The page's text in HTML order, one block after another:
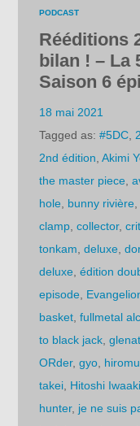
PODCAST
Rééditions
bilan ! – La
Saison 6
18 mai 2021
Tagged as:#5DC
2nd édition ,Akimi
the master piece ,
hole bunny rivière
clamp ,collector,
tonkam ,deluxe ,
deluxe ,édition
episode
basket ,fullmetal
to black jack ,glenat
ORder,gyo
takei Hitoshi Iwaaki
hunter, je ne suis